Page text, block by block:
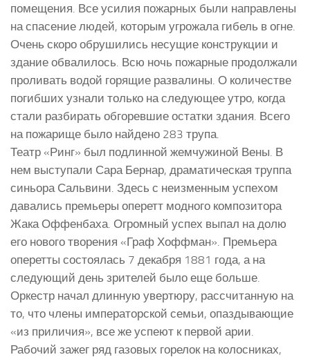
помещения. Все усилия пожарных были направлены
на спасение людей, которым угрожала гибель в огне.
Очень скоро обрушились несущие конструкции и
здание обвалилось. Всю ночь пожарные продолжали
проливать водой горящие развалины. О количестве
погибших узнали только на следующее утро, когда
стали разбирать обгоревшие остатки здания. Всего
на пожарище было найдено 283 трупа.
Театр «Ринг» был подлинной жемчужиной Вены. В
нем выступали Сара Бернар, драматическая труппа
синьора Сальвини. Здесь с неизменным успехом
давались премьеры оперетт модного композитора
Жака Оффенбаха. Огромный успех выпал на долю
его нового творения «Граф Хоффман». Премьера
оперетты состоялась 7 декабря 1881 года, а на
следующий день зрителей было еще больше.
Оркестр начал длинную увертюру, рассчитанную на
то, что члены императорской семьи, опаздывающие
«из приличия», все же успеют к первой арии.
Рабочий зажег ряд газовых горелок на колосниках,